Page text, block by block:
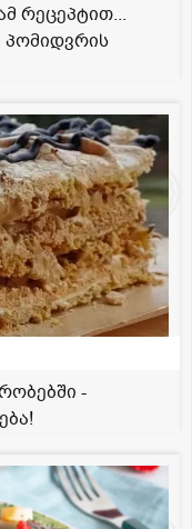
რეცეპტით...
პომიდვრის
-